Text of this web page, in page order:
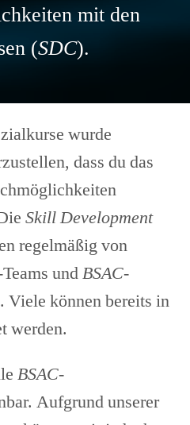
mit den
(SDC).
wurde
dass du das
Skill Development
regelmäßig von
undBSAC-
Viele können bereits in
werden.
BSAC-
Aufgrund unserer